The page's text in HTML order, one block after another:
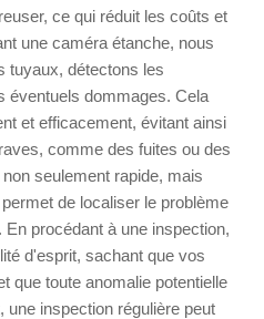
ce qui réduit les coûts et
une caméra étanche, nous
tuyaux, détectons les
éventuels dommages. Cela
et efficacement, évitant ainsi
comme des fuites ou des
seulement rapide, mais
de localiser le problème
procédant à une inspection,
d'esprit, sachant que vos
que toute anomalie potentielle
une inspection régulière peut